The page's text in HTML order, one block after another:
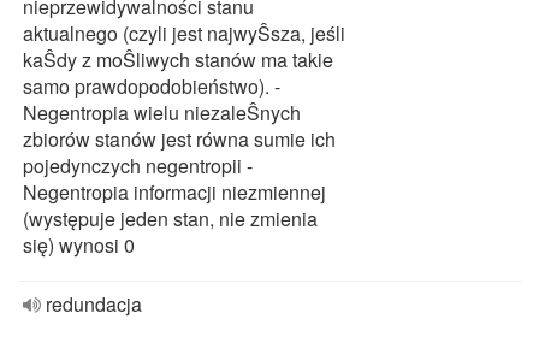
nieprzewidywalności stanu
aktualnego (czyli jest najwyŜsza, jeśli
kaŜdy z moŜliwych stanów ma takie
samo prawdopodobieństwo). -
Negentropia wielu niezaleŜnych
zbiorów stanów jest równa sumie ich
pojedynczych negentropii -
Negentropia informacji niezmiennej
(występuje jeden stan, nie zmienia
się) wynosi 0
redundacja